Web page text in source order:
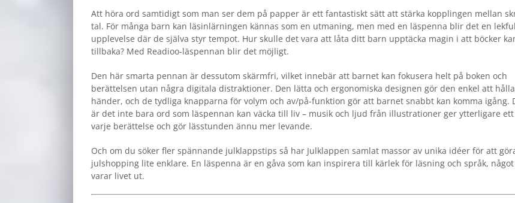
Att höra ord samtidigt som man ser dem på papper är ett fantastiskt sätt att stärka kopplingen mellan
tal. För många barn kan läsinlärningen kännas som en utmaning, men med en läspenna blir det en
upplevelse där de själva styr tempot. Hur skulle det vara att låta ditt barn upptäcka magin i att böcker
tillbaka? Med Readioo-läspennan blir det möjligt.
Den här smarta pennan är dessutom skärmfri, vilket innebär att barnet kan fokusera helt på boken och
berättelsen utan några digitala distraktioner. Den lätta och ergonomiska designen gör den enkel att
händer, och de tydliga knapparna för volym och av/på-funktion gör att barnet snabbt kan komma igång.
är det inte bara ord som läspennan kan väcka till liv – musik och ljud från illustrationer ger ytterligare
varje berättelse och gör lässtunden ännu mer levande.
Och om du söker fler spännande julklappstips så har Julklappen samlat massor av unika idéer för att
julshopping lite enklare. En läspenna är en gåva som kan inspirera till kärlek för läsning och språk, något
varar livet ut.